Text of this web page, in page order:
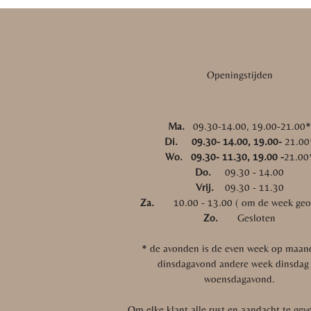
Openingstijden
Ma.09.30-14.00, 19.00-21.00*
Di. 09.30- 14.00, 19.00-
Wo. 09.30- 11.30, 19.00 -
Do. 09.30 - 14.00
Vrij.
09.30 - 11.30
Za. 10.00 - 13.00 ( om de week
Zo.
Gesloten
* de avonden is de even week op
dinsdagavond andere week dinsdag
woensdagavond.